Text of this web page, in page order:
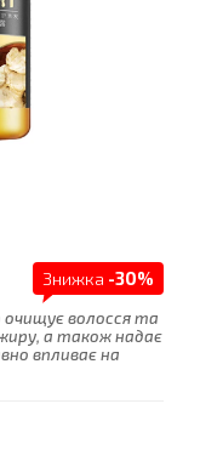
Знижка -30%
волосся та
жиру, а також надає
впливає на